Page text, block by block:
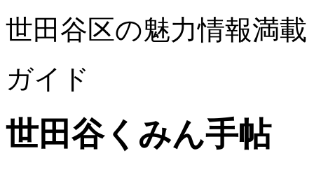
世田谷区の魅力情報満載
ガイド
世田谷くみん手帖